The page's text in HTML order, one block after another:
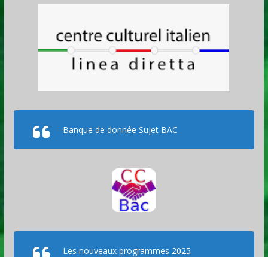
Banque de donnée Sujet BAC
Les nouveaux programmes 2025